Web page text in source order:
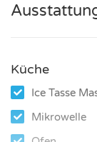
weiteren
KÜCHE UND
Voll
eine Philips-
Küche
Ice Tasse
Mikrowelle